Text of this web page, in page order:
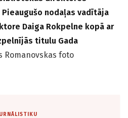
nodaļas vadītāja
Daiga Rokpelne kopā ar
titulu Gada
Romanovskas foto